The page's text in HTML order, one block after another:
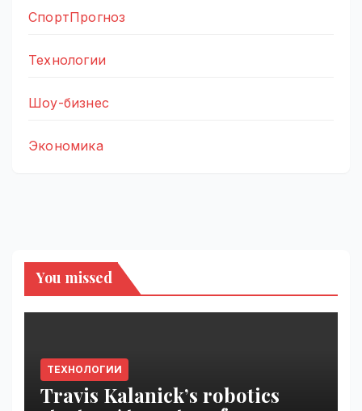
СпортПрогноз
Технологии
Шоу-бизнес
Экономика
You missed
ТЕХНОЛОГИИ
Travis Kalanick’s robotics